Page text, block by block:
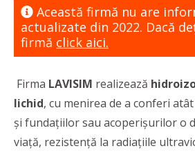
Această firmă nu are
actualizate din 2022. Dacă
firmă click aici.
Firma LAVISIM realizează
lichid, cu menirea de a conferi
și fundațiilor sau acoperișurilor o
viață, rezistență la radiațiile